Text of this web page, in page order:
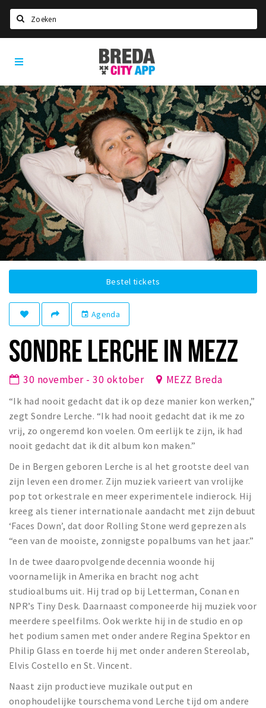
Home
Agenda
Deals
Party pics
Nieuws, interviews & blogs
Eten
Drinken
Slapen
Recreatief
Winkels
Parkeren
Musea, theaters & podia
Natuurgebieden
Baroniepoorten
Sport
Privacy
Inloggen
Breda
City
App
Bestel tickets
event Agenda
SONDRE LERCHE IN MEZZ
30 november - 30 oktober MEZZ Breda
“Ik had nooit gedacht dat ik op deze manier kon werken,”
zegt Sondre Lerche. “Ik had nooit gedacht dat ik me zo
vrij, zo ongeremd kon voelen. Om eerlijk te zijn, ik had
nooit gedacht dat ik dit album kon maken.”
De in Bergen geboren Lerche is al het grootste deel van
zijn leven een dromer. Zijn muziek varieert van vrolijke
pop tot orkestrale en meer experimentele indierock. Hij
kreeg als tiener internationale aandacht met zijn debuut
‘Faces Down’, dat door Rolling Stone werd geprezen als
“een van de mooiste, zonnigste popalbums van het jaar.”
In de twee daaropvolgende decennia woonde hij
voornamelijk in Amerika en bracht nog acht
studioalbums uit. Hij trad op bij Letterman, Conan en
NPR’s Tiny Desk. Daarnaast componeerde hij muziek voor
meerdere speelfilms. Ook werkte hij in de studio en op
het podium samen met onder andere Regina Spektor en
Philip Glass en toerde hij met onder anderen Stereolab,
Elvis Costello en St. Vincent.
Naast zijn productieve muzikale output en
onophoudelijke tourschema vond Lerche tijd om andere